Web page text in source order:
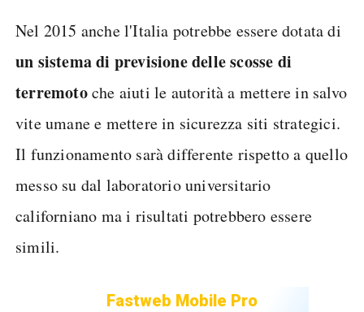
Nel 2015 anche l'Italia potrebbe essere dotata di
un sistema di previsione delle scosse di
terremotoche aiuti le autorità a mettere in salvo
vite umane e mettere in sicurezza siti strategici.
Il funzionamento sarà differente rispetto a quello
messo su dal laboratorio universitario
californiano ma i risultati potrebbero essere
simili.
Fastweb Mobile Pro